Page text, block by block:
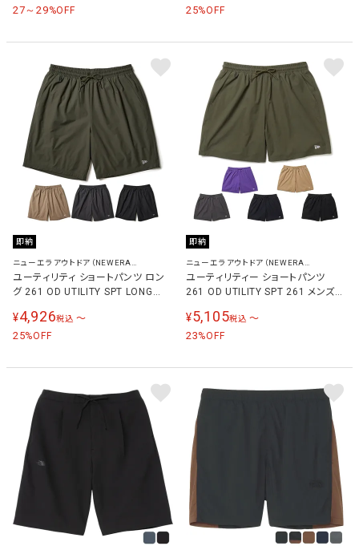
27～29%OFF 25%OFF
即納
ニューエラアウトドア（NEWERA
ユーティリティ ショートパンツ ロン
グ 261 OD UTILITY SPT LONG
¥4,926税込 〜
25%OFF
即納
ニューエラアウトドア（NEWERA
ユーティリティー ショートパンツ
261 OD UTILITY SPT 261 メンズ
¥5,105税込 〜
23%OFF